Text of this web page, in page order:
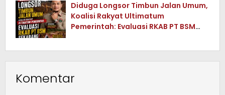
Diduga Longsor Timbun Jalan Umum,
Koalisi Rakyat Ultimatum
Pemerintah: Evaluasi RKAB PT BSM
Komentar